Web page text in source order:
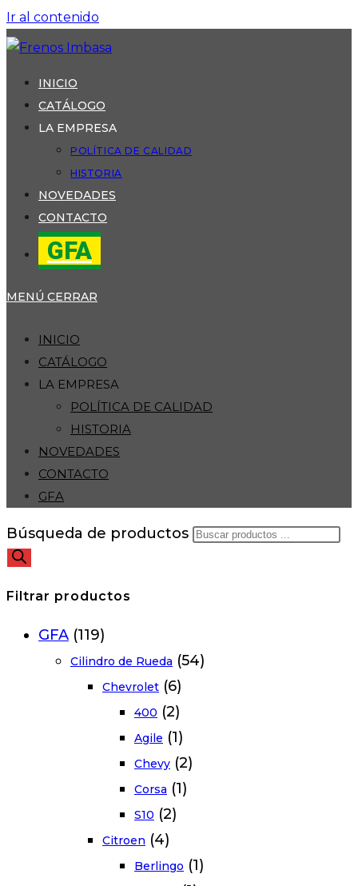
Ir al contenido
INICIO
CATÁLOGO
LA EMPRESA
POLÍTICA DE CALIDAD
HISTORIA
NOVEDADES
CONTACTO
GFA
MENÚ CERRAR
INICIO
CATÁLOGO
LA EMPRESA
POLÍTICA DE CALIDAD
HISTORIA
NOVEDADES
CONTACTO
GFA
Búsqueda de productos
Filtrar productos
GFA (119)
Cilindro de Rueda (54)
Chevrolet (6)
400 (2)
Agile (1)
Chevy (2)
Corsa (1)
S10 (2)
Citroen (4)
Berlingo (1)